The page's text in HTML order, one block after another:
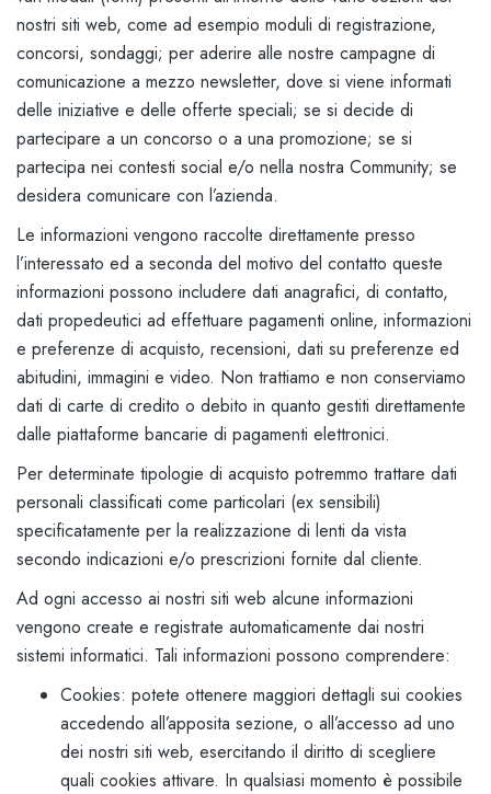
nostri siti web, come ad esempio moduli di registrazione,
concorsi, sondaggi; per aderire alle nostre campagne di
comunicazione a mezzo newsletter, dove si viene informati
delle iniziative e delle offerte speciali; se si decide di
partecipare a un concorso o a una promozione; se si
partecipa nei contesti social e/o nella nostra Community; se
desidera comunicare con l’azienda.
Le informazioni vengono raccolte direttamente presso
l’interessato ed a seconda del motivo del contatto queste
informazioni possono includere dati anagrafici, di contatto,
dati propedeutici ad effettuare pagamenti online, informazioni
e preferenze di acquisto, recensioni, dati su preferenze ed
abitudini, immagini e video. Non trattiamo e non conserviamo
dati di carte di credito o debito in quanto gestiti direttamente
dalle piattaforme bancarie di pagamenti elettronici.
Per determinate tipologie di acquisto potremmo trattare dati
personali classificati come particolari (ex sensibili)
specificatamente per la realizzazione di lenti da vista
secondo indicazioni e/o prescrizioni fornite dal cliente.
Ad ogni accesso ai nostri siti web alcune informazioni
vengono create e registrate automaticamente dai nostri
sistemi informatici. Tali informazioni possono comprendere:
Cookies: potete ottenere maggiori dettagli sui cookies
accedendo all’apposita sezione, o all’accesso ad uno
dei nostri siti web, esercitando il diritto di scegliere
quali cookies attivare. In qualsiasi momento è possibile